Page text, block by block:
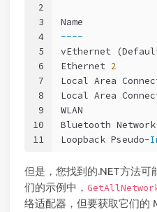
2
3
4
5
6
7
8
9
10
11
Name
----
vEthernet
Ethernet 2
Local Area
Local Area
WLAN
Bluetooth
Loopback Pseudo-
但是，您找到的.NET方法
们的示例中，
络适配器，但要获取它们的